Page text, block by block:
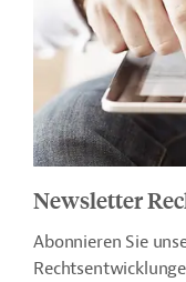
Newsletter
Abonnieren Sie